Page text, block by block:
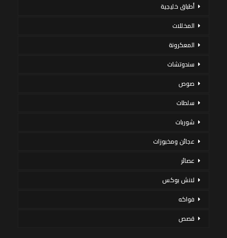
أطباق خليجية
المخللات
المعكرونة
سندوتشات
صوص
سلطات
شوربات
عجائن ومخبوزات
عصائر
لانش بوكس
فواكه
قصص